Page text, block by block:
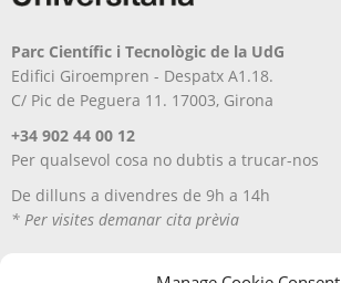
Parc Científic i Tecnològic de la UdG
Edifici Giroempren - Despatx A1.18.
C/ Pic de Peguera 11. 17003, Girona
+34 902 44 00 12
Per qualsevol cosa no dubtis a trucar-nos
De dilluns a divendres de 9h a 14h
* Per visites demanar cita prèvia